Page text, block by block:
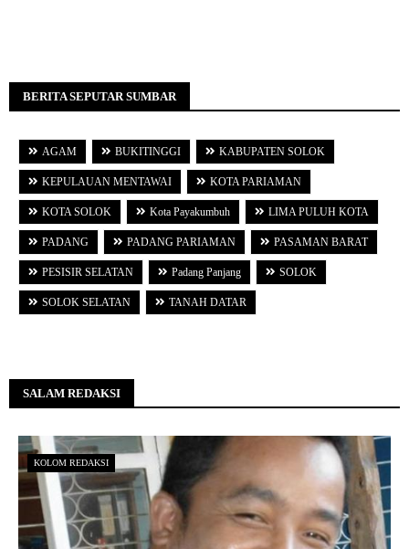
BERITA SEPUTAR SUMBAR
AGAM BUKITINGGI KABUPATEN SOLOK
KEPULAUAN MENTAWAI KOTA PARIAMAN
KOTA SOLOK Kota Payakumbuh LIMA PULUH KOTA
PADANG PADANG PARIAMAN PASAMAN BARAT
PESISIR SELATAN Padang Panjang SOLOK
SOLOK SELATAN TANAH DATAR
SALAM REDAKSI
KOLOM REDAKSI